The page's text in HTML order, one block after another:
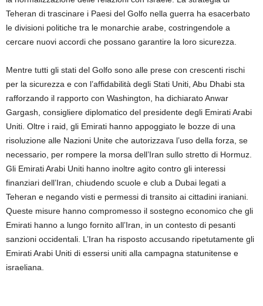
Teheran di trascinare i Paesi del Golfo nella guerra ha esacerbato
le divisioni politiche tra le monarchie arabe, costringendole a
cercare nuovi accordi che possano garantire la loro sicurezza.
Mentre tutti gli stati del Golfo sono alle prese con crescenti rischi
per la sicurezza e con l’affidabilità degli Stati Uniti, Abu Dhabi sta
rafforzando il rapporto con Washington, ha dichiarato Anwar
Gargash, consigliere diplomatico del presidente degli Emirati Arabi
Uniti. Oltre i raid, gli Emirati hanno appoggiato le bozze di una
risoluzione alle Nazioni Unite che autorizzava l’uso della forza, se
necessario, per rompere la morsa dell’Iran sullo stretto di Hormuz.
Gli Emirati Arabi Uniti hanno inoltre agito contro gli interessi
finanziari dell’Iran, chiudendo scuole e club a Dubai legati a
Teheran e negando visti e permessi di transito ai cittadini iraniani.
Queste misure hanno compromesso il sostegno economico che gli
Emirati hanno a lungo fornito all’Iran, in un contesto di pesanti
sanzioni occidentali. L’Iran ha risposto accusando ripetutamente gli
Emirati Arabi Uniti di essersi uniti alla campagna statunitense e
israeliana.